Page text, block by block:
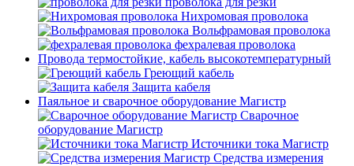
Нихромовая проволока
Вольфрамовая проволока
фехралевая проволока
Провода термостойкие, кабель высокотемпературный
Греющий кабель
Защита кабеля
Паяльное и сварочное оборудование Магистр
Сварочное
оборудование Магистр
Источники тока Магистр
Средства измерения